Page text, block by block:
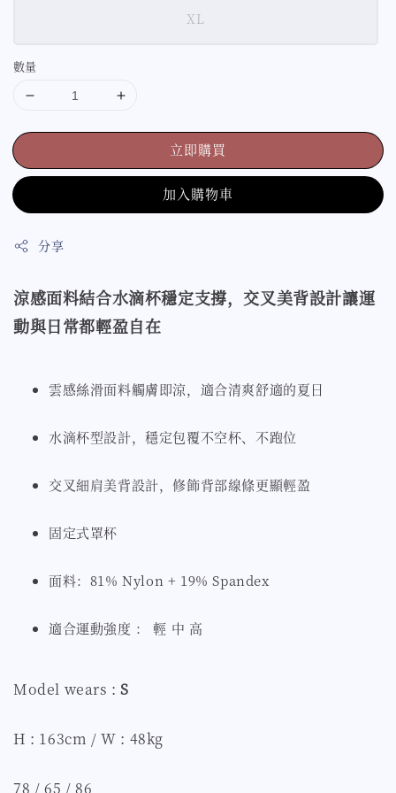
XL
數量
立即購買
加入購物車
分享
涼感面料結合水滴杯穩定支撐，交叉美背設計讓運
動與日常都輕盈自在
雲感絲滑面料觸膚即涼，適合清爽舒適的夏日
水滴杯型設計，穩定包覆不空杯、不跑位
交叉細肩美背設計，修飾背部線條更顯輕盈
固定式罩杯
面料：81% Nylon + 19% Spandex
適合運動強度 ： 輕 中 高
Model wears :S
H : 163cm / W : 48kg
78 / 65 / 86